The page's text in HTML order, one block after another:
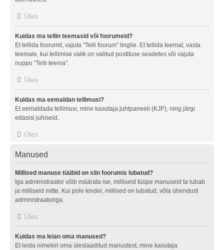
Üles
Kuidas ma tellin teemasid või foorumeid?
Et tellida foorumit, vajuta "Telli foorum" lingile. Et tellida teemat, vasta
teemale, kui tellimise valik on valitud postituse seadetes või vajuta
nuppu "Telli teema".
Üles
Kuidas ma eemaldan tellimusi?
Et eemaldada tellimusi, mine kasutaja juhtpaneeli (KJP), ning järgi
edasisi juhiseid.
Üles
Manused
Millised manuse tüübid on siin foorumis lubatud?
Iga administraator võib määrata ise, milliseid tüüpe manuseid ta lubab
ja milliseid mitte. Kui pole kindel, millised on lubatud, võta ühendust
administraatoriga.
Üles
Kuidas ma leian oma manused?
Et leida nimekiri oma üleslaaditud manustest, mine kasutaja